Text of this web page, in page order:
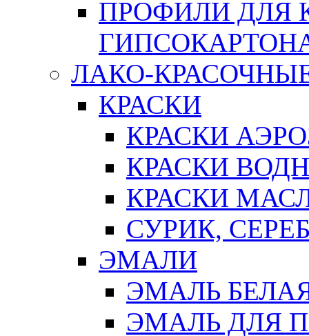
ПРОФИЛИ ДЛЯ
ЛАКО-
КРАСКИ
КРАСКИ
КРАСКИ
КРАСКИ
СУРИК,
ЭМАЛИ
ЭМАЛЬ
ЭМАЛЬ ДЛЯ